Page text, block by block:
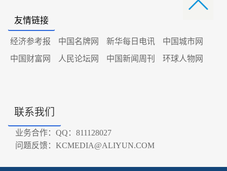
友情链接
经济参考报 中国名牌网 新华每日电讯
中国城市网
中国财富网
人民论坛网 中国新闻周刊 环球人物网
联系我们
业务合作：QQ：811128027
问题反馈：KCMEDIA@ALIYUN.COM